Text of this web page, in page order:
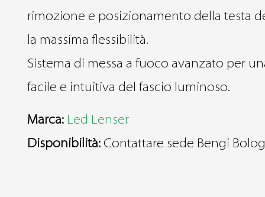
rimozione e posizionamento della testa
la massima flessibilità.
Sistema di messa a fuoco avanzato per
facile e intuitiva del fascio luminoso.
Marca: Led Lenser
Disponibilità: Contattare sede Bengi